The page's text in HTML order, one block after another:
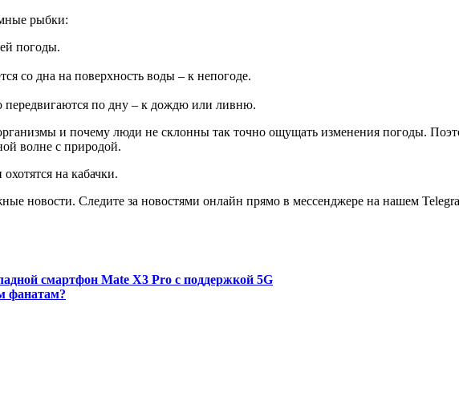
рыбки:
погоды.
со дна на поверхность воды – к непогоде.
по дну – к дождю или ливню.
и почему люди не склонны так точно ощущать изменения погоды.
волне с природой.
на кабачки.
новости. Следите за новостями онлайн прямо в мессенджере на нашем
смартфон Mate X3 Pro с поддержкой 5G
фанатам?